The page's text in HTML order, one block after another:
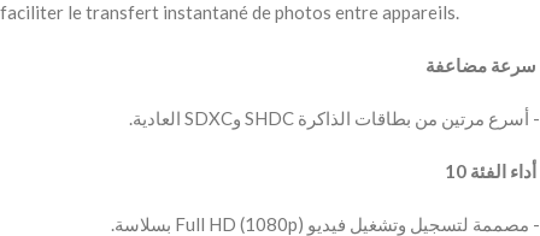
faciliter le transfert instantané de photos entre appareils.
‫ سرعة مضاعفة
‫- أسرع مرتين من بطاقات الذاكرة SHDC وSDXC العادية.
‫ أداء الفئة 10
‫- مصممة لتسجيل وتشغيل فيديو Full HD (1080p) بسلاسة.